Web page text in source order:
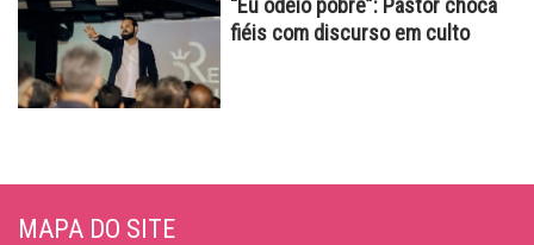
“Eu odeio pobre”: Pastor choca
fiéis com discurso em culto
MAPA DO SITE